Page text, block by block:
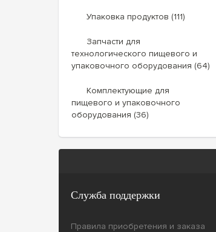
Упаковка продуктов (111)
Запчасти для
технологического пищевого и
упаковочного оборудования (64)
Комплектующие для
пищевого и упаковочного
оборудования (36)
Служба поддержки
Правила приобретения и заказа